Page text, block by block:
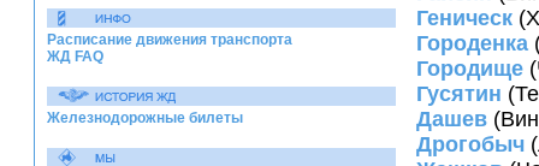
Расписание движения транспорта
ЖД FAQ
Железнодорожные билеты
Геническ
Городенка
Городище
Гусятин
Дашев
Дрогобыч